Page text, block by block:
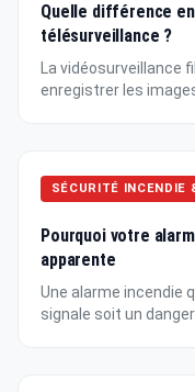
Quelle différence
télésurveillance ?
La vidéosurveillance
enregistrer les images
SÉCURITÉ INCENDIE
Pourquoi votre
apparente
Une alarme incendie
signale soit un